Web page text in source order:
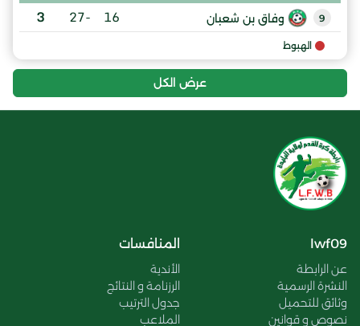
9 وفاق بن شعبان 16
-27
3
الهبوط
عرض الكل
lwf09
عن الرابطة
النشرة الرسمية
وثائق للتحميل
نصوص و قوانين
المنافسات
الأندية
الرزنامة و النتائج
جدول الترتيب
الملاعب